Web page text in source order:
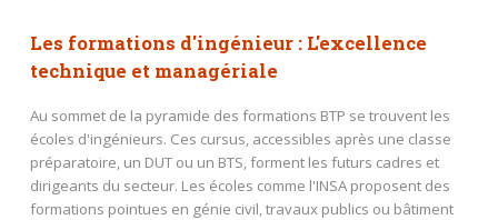
Les formations d'ingénieur : L'excellence
technique et managériale
Au sommet de la pyramide des formations BTP se trouvent les
écoles d'ingénieurs. Ces cursus, accessibles après une classe
préparatoire, un DUT ou un BTS, forment les futurs cadres et
dirigeants du secteur. Les écoles comme l'INSA proposent des
formations pointues en génie civil, travaux publics ou bâtiment